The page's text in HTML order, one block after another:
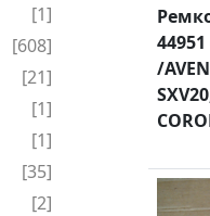
[1]
[608]
[21]
[1]
[1]
[35]
[2]
44951
/